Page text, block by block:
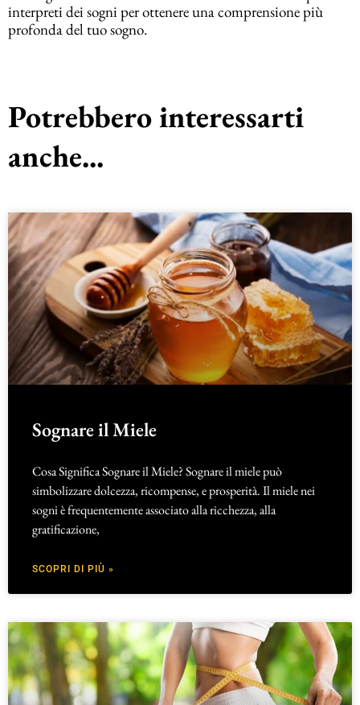
interpreti dei sogni per ottenere una comprensione più
profonda del tuo sogno.
Potrebbero interessarti
anche...
Sognare il Miele
Cosa Significa Sognare il Miele? Sognare il miele può
simbolizzare dolcezza, ricompense, e prosperità. Il miele nei
sogni è frequentemente associato alla ricchezza, alla
gratificazione,
SCOPRI DI PIÙ »